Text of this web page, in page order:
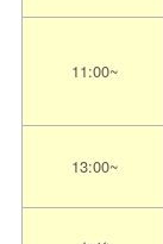
ージ
見学までの流れ
〈見学予約の際
11:00~
13:00~